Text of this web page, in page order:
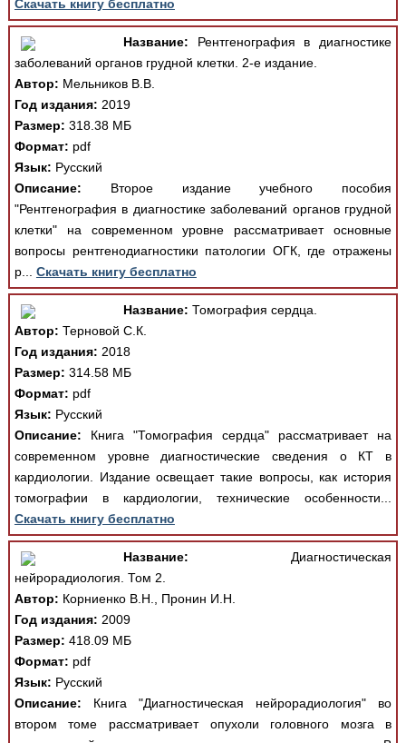
Скачать книгу бесплатно
Название: Рентгенография в диагностике
заболеваний органов грудной клетки. 2-е издание.
Автор: Мельников В.В.
Год издания: 2019
Размер: 318.38 МБ
Формат: pdf
Язык: Русский
Описание: Второе издание учебного пособия
"Рентгенография в диагностике заболеваний органов грудной
клетки" на современном уровне рассматривает основные
вопросы рентгенодиагностики патологии ОГК, где отражены
р... Скачать книгу бесплатно
Название: Томография сердца.
Автор: Терновой С.К.
Год издания: 2018
Размер: 314.58 МБ
Формат: pdf
Язык: Русский
Описание: Книга "Томография сердца" рассматривает на
современном уровне диагностические сведения о КТ в
кардиологии. Издание освещает такие вопросы, как история
томографии в кардиологии, технические особенности...
Скачать книгу бесплатно
Название: Диагностическая
нейрорадиология. Том 2.
Автор: Корниенко В.Н., Пронин И.Н.
Год издания: 2009
Размер: 418.09 МБ
Формат: pdf
Язык: Русский
Описание: Книга "Диагностическая нейрорадиология" во
втором томе рассматривает опухоли головного мозга в